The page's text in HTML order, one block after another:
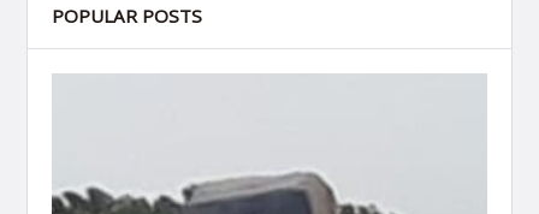
POPULAR POSTS